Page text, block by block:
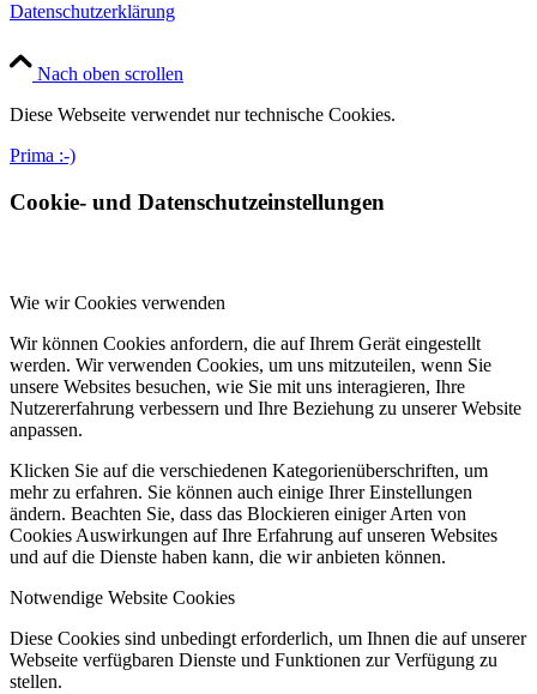
Datenschutzerklärung
Nach oben scrollen
Diese Webseite verwendet nur technische Cookies.
Prima :-)
Cookie- und Datenschutzeinstellungen
Wie wir Cookies verwenden
Wir können Cookies anfordern, die auf Ihrem Gerät eingestellt
werden. Wir verwenden Cookies, um uns mitzuteilen, wenn Sie
unsere Websites besuchen, wie Sie mit uns interagieren, Ihre
Nutzererfahrung verbessern und Ihre Beziehung zu unserer Website
anpassen.
Klicken Sie auf die verschiedenen Kategorienüberschriften, um
mehr zu erfahren. Sie können auch einige Ihrer Einstellungen
ändern. Beachten Sie, dass das Blockieren einiger Arten von
Cookies Auswirkungen auf Ihre Erfahrung auf unseren Websites
und auf die Dienste haben kann, die wir anbieten können.
Notwendige Website Cookies
Diese Cookies sind unbedingt erforderlich, um Ihnen die auf unserer
Webseite verfügbaren Dienste und Funktionen zur Verfügung zu
stellen.